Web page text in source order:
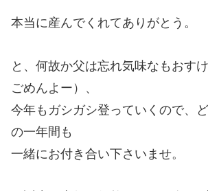
本当に産んでくれてありがとう。
と、何故か父は忘れ気味なもおす
ごめんよー）、
今年もガシガシ登っていくので、
の一年間も
一緒にお付き合い下さいませ。